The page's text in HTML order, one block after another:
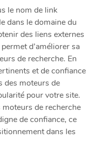
le nom de link
dans le domaine du
des liens externes
d’améliorer sa
de recherche. En
et de confiance
des moteurs de
pour votre site.
de recherche
de confiance, ce
dans les